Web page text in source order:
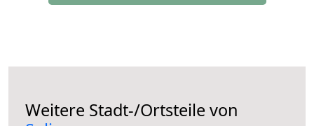
Weitere Stadt-/Ortsteile von